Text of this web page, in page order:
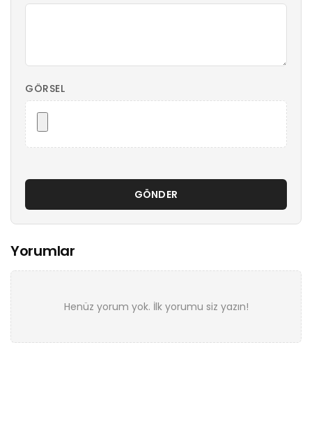
GÖRSEL
GÖNDER
Yorumlar
Henüz yorum yok. İlk yorumu siz yazın!